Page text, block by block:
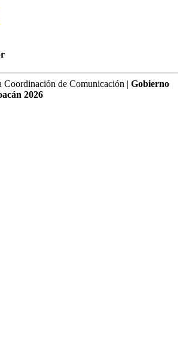
de Comunicación | Gobierno
2026